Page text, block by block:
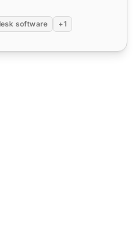
software +1